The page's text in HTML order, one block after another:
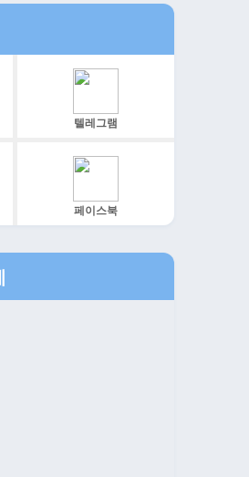
텔레그램
페이스북